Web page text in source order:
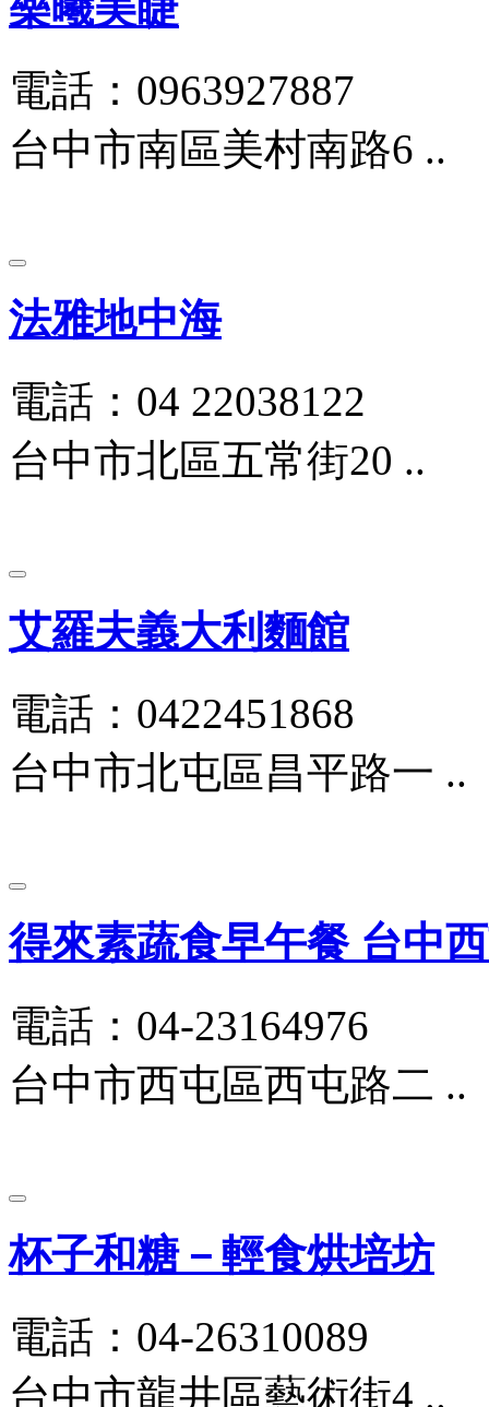
電話：0963927887
台中市南區美村南路6 ..
法雅地中海
電話：04 22038122
台中市北區五常街20 ..
艾羅夫義大利麵館
電話：0422451868
台中市北屯區昌平路一 ..
得來素蔬食早午餐 台中
電話：04-23164976
台中市西屯區西屯路二 ..
杯子和糖－輕食烘培坊
電話：04-26310089
台中市龍井區藝術街4 ..